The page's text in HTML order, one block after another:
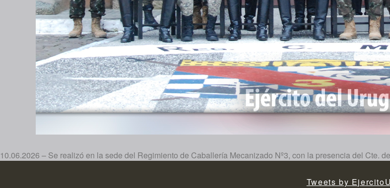
10.06.2026 – Se realizó en la sede del Regimiento de Caballería Mecanizado Nº3, con la presencia del Cte.
Tweets by